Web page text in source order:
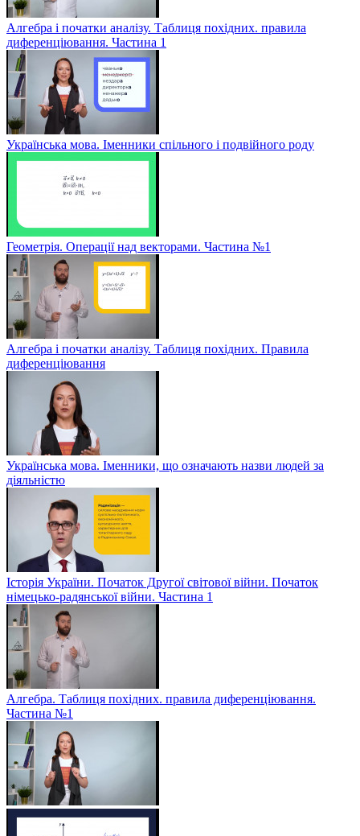
Алгебра і початки аналізу. Таблиця похідних. правила
диференціювання. Частина 1
Українська мова. Іменники спільного і подвійного роду
Геометрія. Операції над векторами. Частина №1
Алгебра і початки аналізу. Таблиця похідних. Правила
диференціювання
Українська мова. Іменники, що означають назви людей за
діяльністю
Історія України. Початок Другої світової війни. Початок
німецько-радянської війни. Частина 1
Алгебра. Таблиця похідних. правила диференціювання.
Частина №1